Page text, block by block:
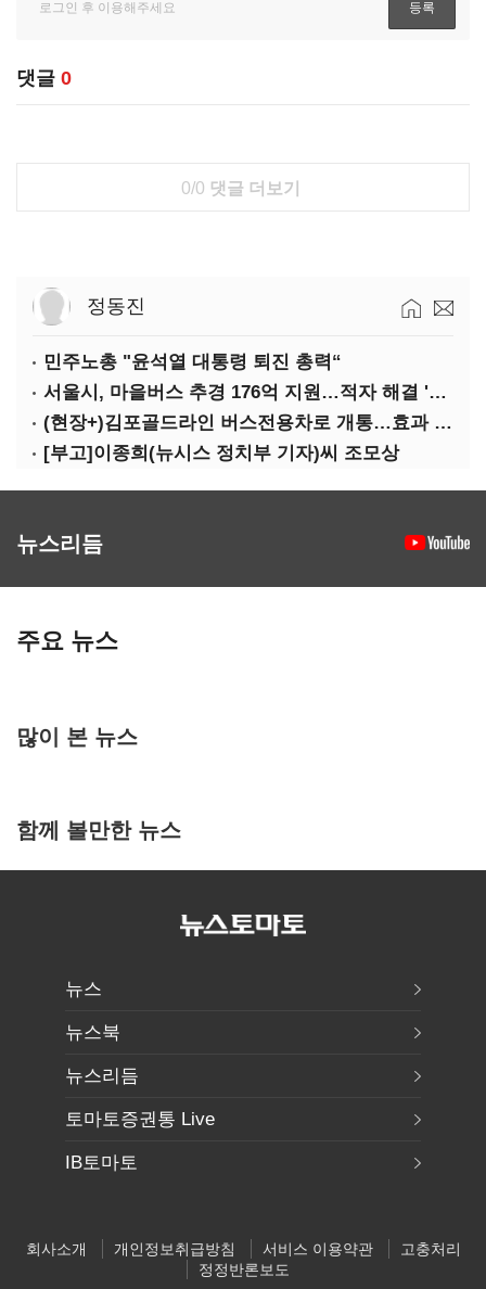
댓글 0
0/0 댓글 더보기
정동진
민주노총 "윤석열 대통령 퇴진 총력“
서울시, 마을버스 추경 176억 지원…적자 해결 '의문'
(현장+)김포골드라인 버스전용차로 개통…효과 '반신반의'
[부고]이종희(뉴시스 정치부 기자)씨 조모상
뉴스리듬
주요 뉴스
많이 본 뉴스
함께 볼만한 뉴스
뉴스
뉴스북
뉴스리듬
토마토증권통 Live
IB토마토
회사소개 개인정보취급방침 서비스 이용약관
고충처리
정정반론보도